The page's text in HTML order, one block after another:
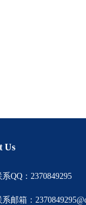
Us
系QQ：2370849295
系邮箱：